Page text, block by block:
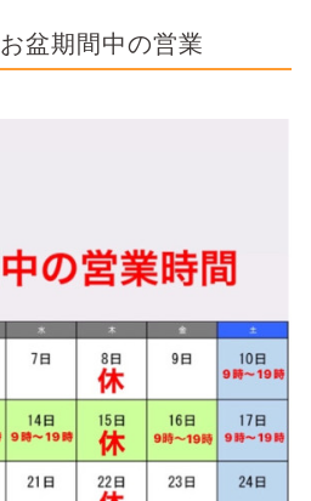
お盆期間中の営業